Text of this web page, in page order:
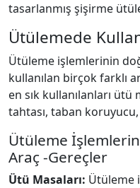
tasarlanmış şişirme
Ütülemede
Ütüleme işlemlerinin
kullanılan birçok farklı
en sık kullanılanları
tahtası, taban
Ütüleme
Araç -Gereçler
Ütü Masaları: Ütüleme